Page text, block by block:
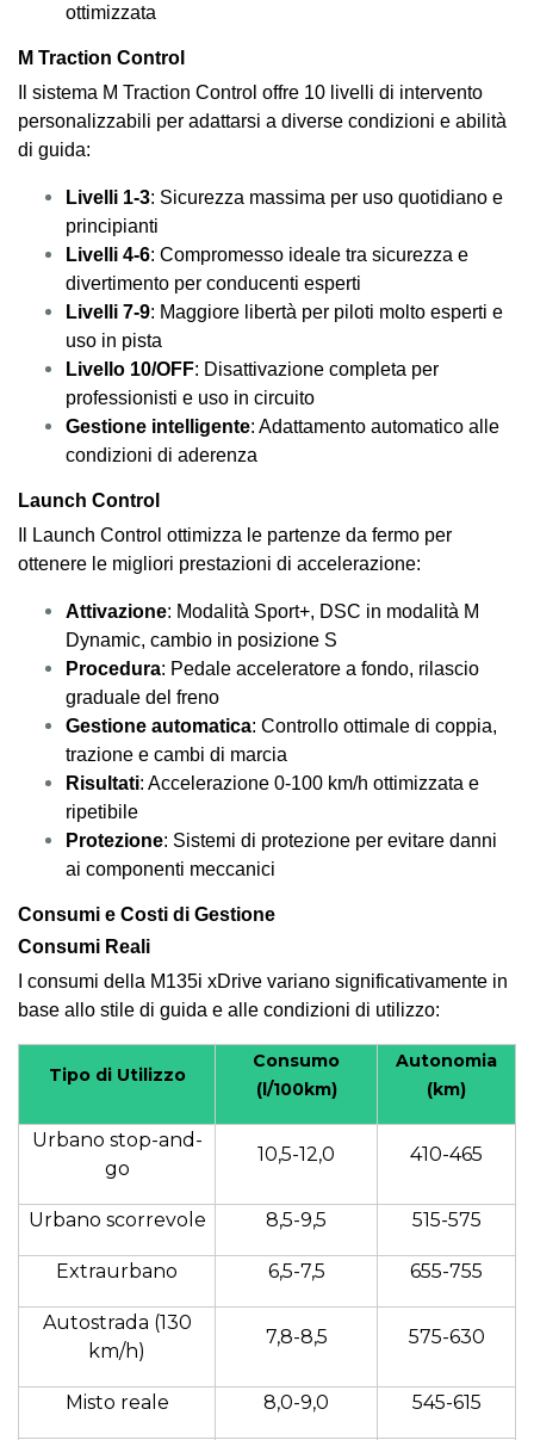
ottimizzata
M Traction Control
Il sistema M Traction Control offre 10 livelli di intervento
personalizzabili per adattarsi a diverse condizioni e abilità
di guida:
Livelli 1-3: Sicurezza massima per uso quotidiano e
principianti
Livelli 4-6: Compromesso ideale tra sicurezza e
divertimento per conducenti esperti
Livelli 7-9: Maggiore libertà per piloti molto esperti e
uso in pista
Livello 10/OFF: Disattivazione completa per
professionisti e uso in circuito
Gestione intelligente: Adattamento automatico alle
condizioni di aderenza
Launch Control
Il Launch Control ottimizza le partenze da fermo per
ottenere le migliori prestazioni di accelerazione:
Attivazione: Modalità Sport+, DSC in modalità M
Dynamic, cambio in posizione S
Procedura: Pedale acceleratore a fondo, rilascio
graduale del freno
Gestione automatica: Controllo ottimale di coppia,
trazione e cambi di marcia
Risultati: Accelerazione 0-100 km/h ottimizzata e
ripetibile
Protezione: Sistemi di protezione per evitare danni
ai componenti meccanici
Consumi e Costi di Gestione
Consumi Reali
I consumi della M135i xDrive variano significativamente in
base allo stile di guida e alle condizioni di utilizzo:
Tipo di Utilizzo
Consumo
(l/100km)
Autonomia
(km)
Urbano stop-and-
go
10,5-12,0 410-465
Urbano scorrevole 8,5-9,5 515-575
Extraurbano 6,5-7,5 655-755
Autostrada (130
km/h)
7,8-8,5 575-630
Misto reale 8,0-9,0 545-615